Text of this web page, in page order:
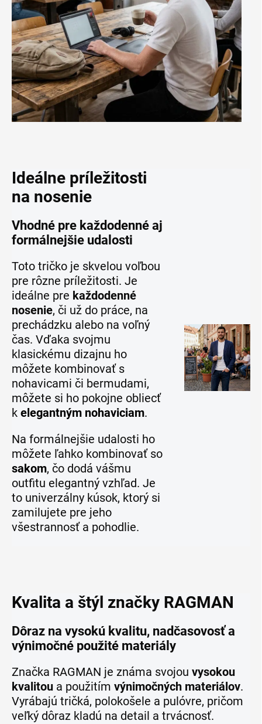
Ideálne príležitosti
na nosenie
Vhodné pre každodenné aj
formálnejšie udalosti
Toto tričko je skvelou voľbou
pre rôzne príležitosti. Je
ideálne pre každodenné
nosenie, či už do práce, na
prechádzku alebo na voľný
čas. Vďaka svojmu
klasickému dizajnu ho
môžete kombinovať s
nohavicami či bermudami,
môžete si ho pokojne obliecť
k elegantným nohaviciam.
Na formálnejšie udalosti ho
môžete ľahko kombinovať so
sakom, čo dodá vášmu
outfitu elegantný vzhľad. Je
to univerzálny kúsok, ktorý si
zamilujete pre jeho
všestrannosť a pohodlie.
Kvalita a štýl značky RAGMAN
Dôraz na vysokú kvalitu, nadčasovosť a
výnimočné použité materiály
Značka RAGMAN je známa svojou vysokou
kvalitou a použitím výnimočných materiálov.
Vyrábajú tričká, polokošele a pulóvre, pričom
veľký dôraz kladú na detail a trvácnosť.